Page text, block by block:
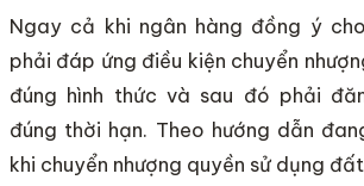
Ngay cả khi ngân hàng đồng ý
phải đáp ứng điều kiện chuyển
đúng hình thức và sau đó phải
đúng thời hạn. Theo hướng dẫn
khi chuyển nhượng quyền sử dụng